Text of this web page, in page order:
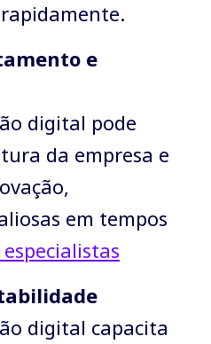
e
digital pode
da empresa e
em tempos
especialistas
digital capacita